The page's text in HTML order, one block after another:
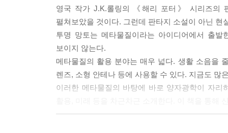
--- p.159~160
물리군: 광학 핀셋이 뭐죠?
정교수: 고도로 집중된 레이저 빔을 사용하여 핀
장치야.
--- p.163~164
영국 작가 J.K.롤링의 《해리 포터》 시리즈의
펼쳐보았을 것이다. 그런데 판타지 소설이 아닌 현
투명 망토는 메타물질이라는 아이디어에서 출
보이지 않는다.
메타물질의 활용 분야는 매우 넓다. 생활 소음을
렌즈, 소형 안테나 등에 사용할 수 있다. 지금도 많
이러한 메타물질의 바탕에 바로 양자광학이 자